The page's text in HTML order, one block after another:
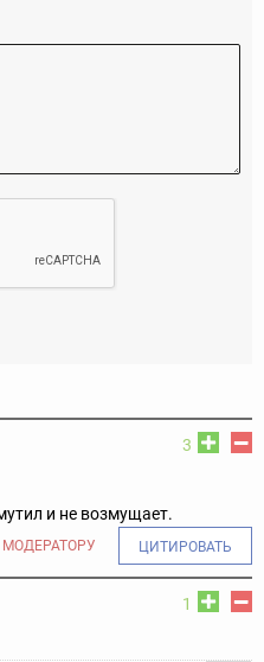
3
и не возмущает.
ЦИТИРОВАТЬ
1